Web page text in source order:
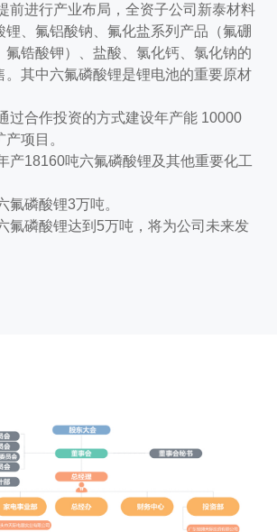
前进行产业布局，全资子公司新泰材料
锂、氟铝酸钠、氟化盐系列产品（氟硼
氟锆酸钾）、盐酸、氯化钙、氯化钠的
。其中六氟磷酸锂是锂电池的重要原材
过合作投资的方式建设年产能 10000
项目。
产18160吨六氟磷酸锂及其他重要化工
氟磷酸锂3万吨。
氟磷酸锂达到5万吨，将为公司未来发